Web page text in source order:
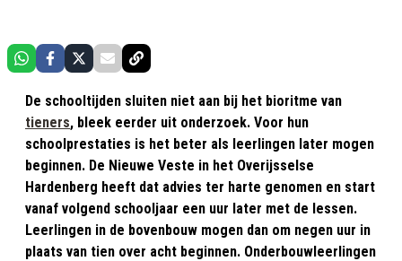
De schooltijden sluiten niet aan bij het bioritme van
tieners, bleek eerder uit onderzoek. Voor hun
schoolprestaties is het beter als leerlingen later mogen
beginnen. De Nieuwe Veste in het Overijsselse
Hardenberg heeft dat advies ter harte genomen en start
vanaf volgend schooljaar een uur later met de lessen.
Leerlingen in de bovenbouw mogen dan om negen uur in
plaats van tien over acht beginnen. Onderbouwleerlingen